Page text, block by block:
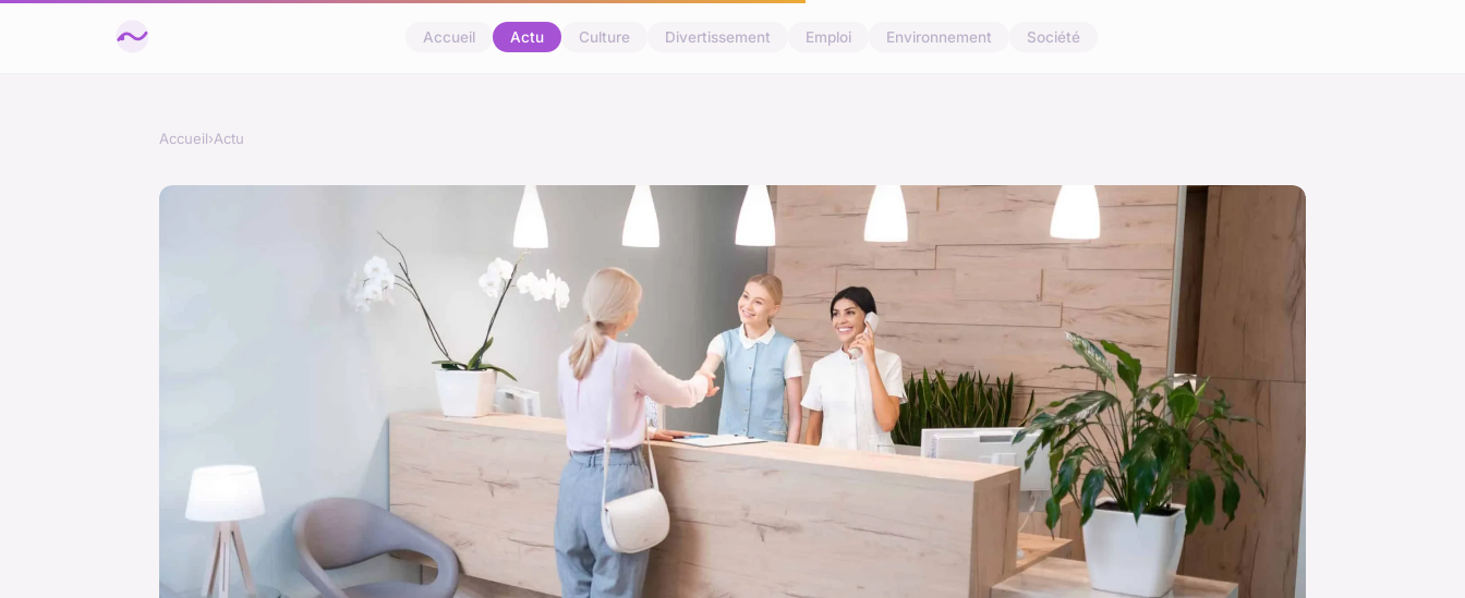
Accueil Actu Culture Divertissement Emploi Environnement Société
Accueil›Actu